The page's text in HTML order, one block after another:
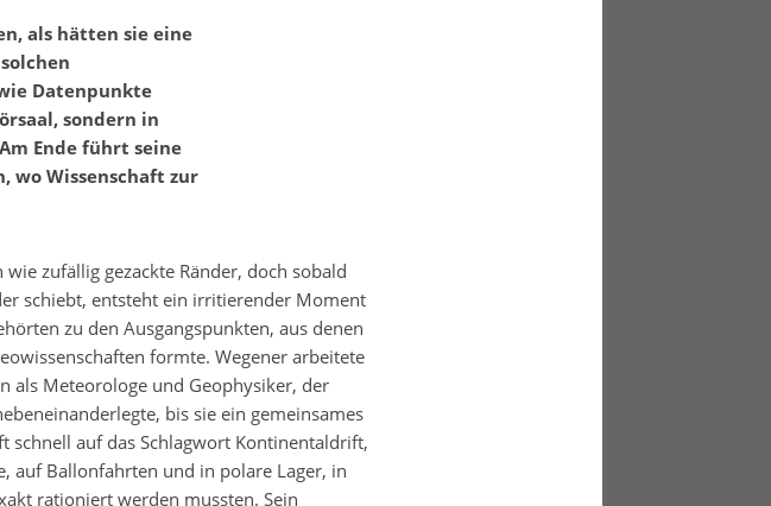
als hätten sie eine
Datenpunkte
sondern in
Ende führt seine
wo Wissenschaft zur
zufällig gezackte Ränder, doch sobald
schiebt, entsteht ein irritierender Moment
zu den Ausgangspunkten, aus denen
formte. Wegener arbeitete
als Meteorologe und Geophysiker, der
bis sie ein gemeinsames
schnell auf das Schlagwort Kontinentaldrift,
auf Ballonfahrten und in polare Lager, in
rationiert werden mussten. Sein